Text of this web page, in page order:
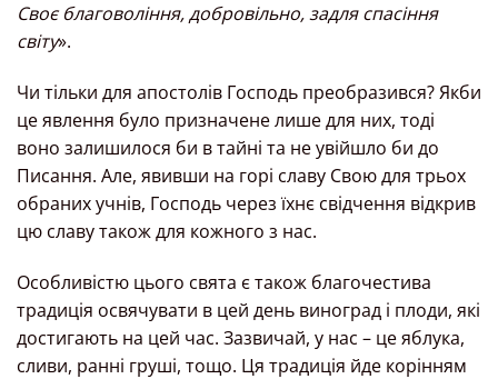
Своє благовоління, добровільно, задля спасіння
світу».
Чи тільки для апостолів Господь преобразився? Якби
це явлення було призначене лише для них, тоді
воно залишилося би в тайні та не увійшло би до
Писання. Але, явивши на горі славу Свою для трьох
обраних учнів, Господь через їхнє свідчення відкрив
цю славу також для кожного з нас.
Особливістю цього свята є також благочестива
традиція освячувати в цей день виноград і плоди, які
достигають на цей час. Зазвичай, у нас – це яблука,
сливи, ранні груші, тощо. Ця традиція йде корінням